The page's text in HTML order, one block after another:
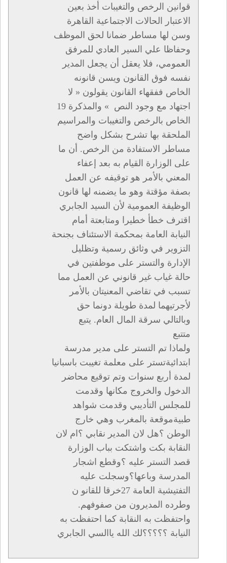
قوانين الرخص والتغيبات أخذ بعين
الاعتبار الحالات الاجتماعية القاهرة
وسن لها مساطر ضمانا لحق الموظف
وحفاظا علي السير العادي للمرفق
العمومي، فلا يعقل أن يجعل المدير
نفسه فوق القانون ويسن قانونه
الخاص ففقهاء القانون يقولون « لا
اجتهاد مع وجود النص » والمذكرة 19
الخاص بالرخص والتغيبات والمراسيم
الملحقة بها تشرح بشكل واضح
مساطر الاستفادة من الرخص. أن ما
على الوزارة القيام به بعد إعفاء
المعني بالأمر هو توقيفه عن العمل
بصفة مؤقتة وهو ما يضمنه لها قانون
الوظيفة العمومية لأن السيد الجابري
اقترف خطأ خطيرا ومتابعتة أمام
النيابة العامة بمحكمة الاستئناف بجنحة
التزوير في وثائق رسمية وتظليل
الإدارة والتستر على موظفتين في
حالة غياب غير قانوني عن العمل مما
تسبب في تقاضي المعنيتان بالأمر
لأجرتيهما لمدة طويلة دونما حق
وبالتالي سرقة المال العام. يتبع
متتبع
ولماذا تم التستر على مدير مدرسة
ابتدائيةتستر على معلمة تغيبت باسبانيا
لمدة أربع سنوات وتم توقيع محاضر
الدخول والخروج مكانها وقدمت
للمجلس التأديبي وقدمت شواهد
طبيةموقعة بالمغرب وهي خارج
الوطن ؟هل لان المدير نقابي ؟ام لان
النقابة بكت واشتكت بباب الوزارة
قصد التستر عليه ؟وقطع اشجار
المدرسة وباعها؟وسجلت عليه
التفتيشية العامة 27خرقا للقانو ن
وطرده المديرون من صفوفهم.
واحتفظت به النقابة كما احتفظت به
النيابة ؟؟؟؟؟لك الله ياالسي الجابري